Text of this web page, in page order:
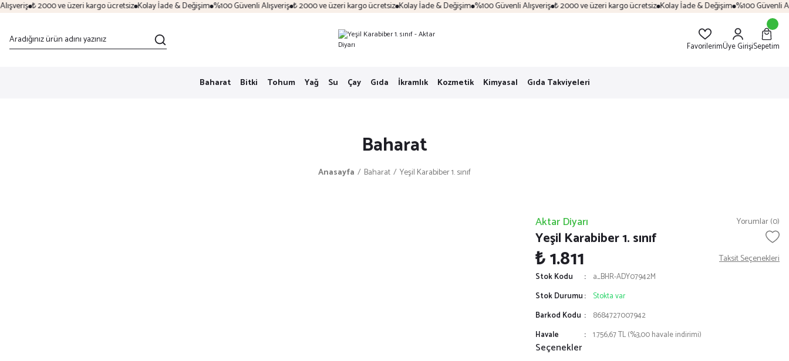
₺ 2000 ve üzeri kargo ücretsiz Kolay İade & Değişim %100 Güvenli Alışveriş ₺ 2000 ve üzeri kargo ücretsiz Kolay İade & Değişim %100 Güvenli Alışveriş ₺ 2000 ve üzeri kargo ücretsiz Kolay İade & Değişim %100 Güvenli
FavorilerimÜye GirişiSepetim
Baharat Bitki Tohum Yağ Su Çay Gıda İkramlık Kozmetik Kimyasal Gıda Takviyeleri
Baharat
Anasayfa Baharat Yeşil Karabiber 1. sınıf
Aktar Diyarı Yorumlar (0)
Yeşil Karabiber 1. sınıf
₺ 1.811 Taksit Seçenekleri
Stok Kodu
a_BHR-ADY07942M
Stok Durumu
Stokta var
Barkod Kodu
8684727007942
Havale
1.756,67 TL (%3,00 havale indirimi)
Seçenekler